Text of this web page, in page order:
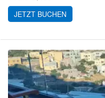
JETZT BUCHEN